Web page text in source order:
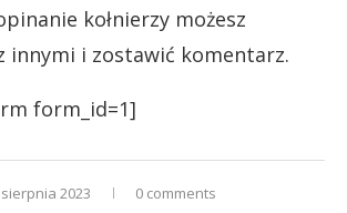
kołnierzy możesz
innymi i zostawić komentarz.
form_id=1]
sierpnia 2023 0 comments